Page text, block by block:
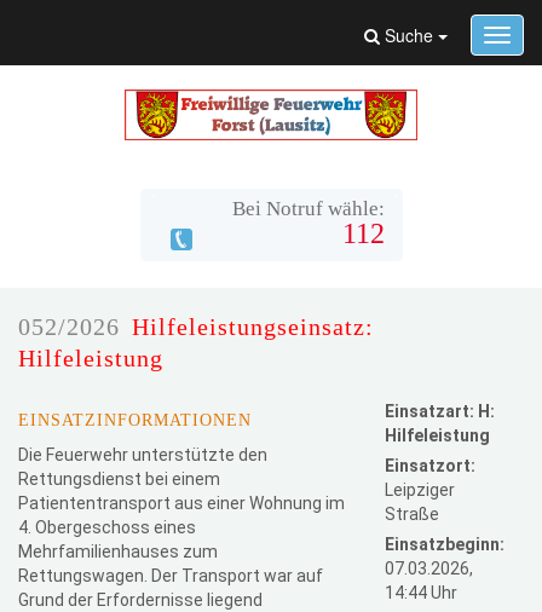
Suche
Bei Notruf wähle:
112
052/2026 Hilfeleistungseinsatz:
Hilfeleistung
Einsatzart: H:
Hilfeleistung
Einsatzort:
Leipziger
Straße
Einsatzbeginn:
07.03.2026,
14:44 Uhr
EINSATZINFORMATIONEN
Die Feuerwehr unterstützte den
Rettungsdienst bei einem
Patiententransport aus einer Wohnung im
4. Obergeschoss eines
Mehrfamilienhauses zum
Rettungswagen. Der Transport war auf
Grund der Erfordernisse liegend